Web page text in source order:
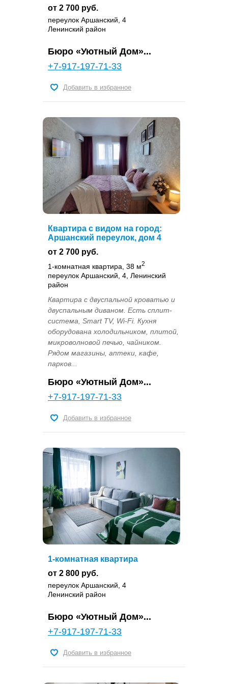
от 2 700 руб.
переулок Аршанский, 4
Ленинский район
Бюро «Уютный Дом»...
+7-917-197-71-33
Добавить в избранное
Квартира с видом на город:
Аршанский переулок, дом 4
от 2 700 руб.
1-комнатная квартира, 38 м2
переулок Аршанский, 4, Ленинский
район
Квартира с двуспальной кроватью и
двуспальным диваном. Есть сплит-
система, Smart TV, Wi-Fi. Кухня
оборудована холодильником, плитой,
микроволновой печью, чайником.
Рядом магазины, аптеки, кафе,
парков...
Бюро «Уютный Дом»...
+7-917-197-71-33
Добавить в избранное
1-комнатная квартира
от 2 800 руб.
переулок Аршанский, 4
Ленинский район
Бюро «Уютный Дом»...
+7-917-197-71-33
Добавить в избранное